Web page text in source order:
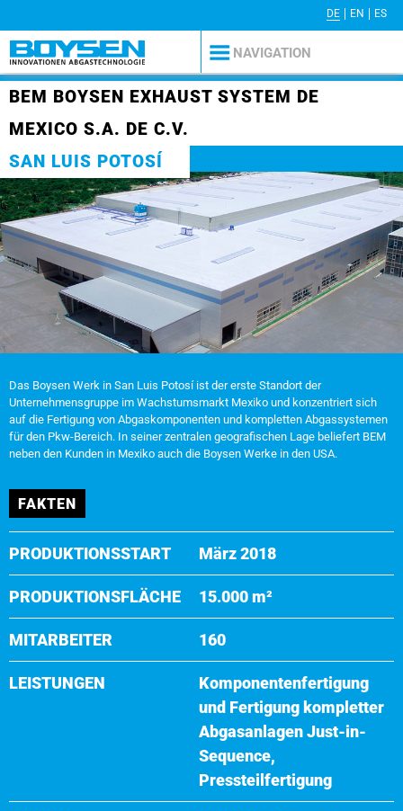
DE EN ES
PRESSE AGB KONTAKT DATENSCHUTZERKLÄRUNG
NAVIGATION
BEM BOYSEN EXHAUST SYSTEM DE
MEXICO S.A. DE C.V.
SAN LUIS POTOSÍ
Das Boysen Werk in San Luis Potosí ist der erste Standort der
Unternehmensgruppe im Wachstumsmarkt Mexiko und konzentriert sich
auf die Fertigung von Abgaskomponenten und kompletten Abgassystemen
für den Pkw-Bereich. In seiner zentralen geografischen Lage beliefert BEM
neben den Kunden in Mexiko auch die Boysen Werke in den USA.
FAKTEN
PRODUKTIONSSTART März 2018
PRODUKTIONSFLÄCHE 15.000 m²
MITARBEITER 160
LEISTUNGEN
Komponentenfertigung
und Fertigung kompletter
Abgasanlagen Just-in-
Sequence,
Pressteilfertigung